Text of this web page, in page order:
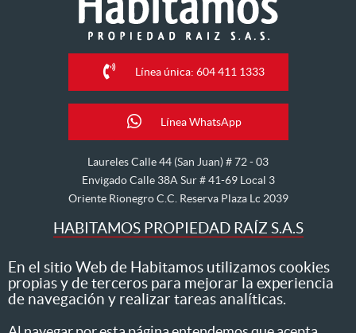
Línea única: 604 411 1333
Línea WhatsApp
Laureles Calle 44 (San Juan) # 72 - 03
Envigado Calle 38A Sur # 41-69 Local 3
Oriente Rionegro C.C. Reserva Plaza Lc 2039
HABITAMOS PROPIEDAD RAÍZ S.A.S
Nos dedicamos al arriendo, venta, hipoteca, avalúo y
administración de inmuebles
En el sitio Web de Habitamos utilizamos cookies
propias y de terceros para mejorar la experiencia
de navegación y realizar tareas analíticas.